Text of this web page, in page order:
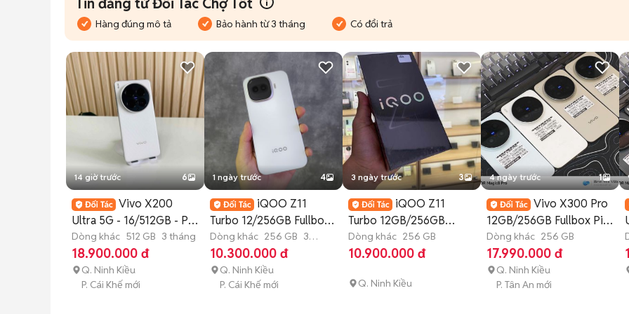
Hàng đúng mô tả Bảo hành từ 3 tháng Có đổi trả
14 giờ trước 6
Vivo X200
Ultra 5G - 16/512GB - Pin
100 - Đẹp 99
Dòng khác 512 GB 3 tháng
18.900.000 đ
Q. Ninh Kiều
P. Cái Khế mới
1 ngày trước 4
iQOO Z11
Turbo 12/256GB Fullbox
★ᴛʜᴜ ᴆᴛ ᴄᴜ̃★
Dòng khác 256 GB 3
tháng
10.300.000 đ
Q. Ninh Kiều
P. Cái Khế mới
3 ngày trước 3
iQOO Z11
Turbo 12GB/256GB
Newseal Mới 100% CÓ
COD
Dòng khác 256 GB
10.900.000 đ
Q. Ninh Kiều
4 ngày trước 1
Vivo X300 Pro
12GB/256GB Fullbox Pin
100
Dòng khác 256 GB
17.990.000 đ
Q. Ninh Kiều
P. Tân An mới